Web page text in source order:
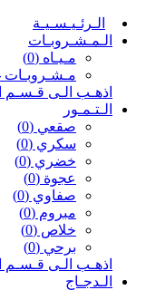
الـرئـيـسـيـة
الـمـشـروبـات
مـيـاه (0)
مـشـروبـات
اذهـب الـى قـسـم
الـتـمـور
صقعي (0)
سكري (0)
خضري (0)
عجوة (0)
صفاوي (0)
مبروم (0)
خلاص (0)
برحي (0)
اذهـب الـى قـسـم
الـدجـاج